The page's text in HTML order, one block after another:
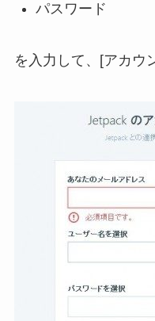
パスワード
を入力して、[アカウ